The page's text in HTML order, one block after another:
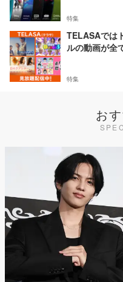
特集
TELASAでは
ルの動画が全
特集
お